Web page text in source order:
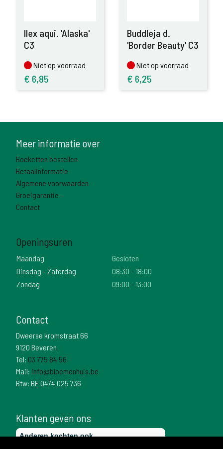
Ilex aqui. 'Alaska'
C3
Niet op voorraad
Niet op voorraad
€ 6,85
Buddleja d.
'Border Beauty' C3
Niet op voorraad
Niet op voorraad
€ 6,25
Meer informatie over
Boeketten bestellen
Betaalinformatie
Algemene voorwaarden
Groeigarantie
Contact
Openingsuren
Maandag
Gesloten
Dinsdag - Zaterdag
08:30 - 18:00
Zondag
09:00 - 13:00
Contact
Dweerse kromstraat 66
9120 Beveren
Tel: 03 775 84 56
Mail: info@bloemenhuis.be
Btw: BE 0474 025 736
Klanten geven ons